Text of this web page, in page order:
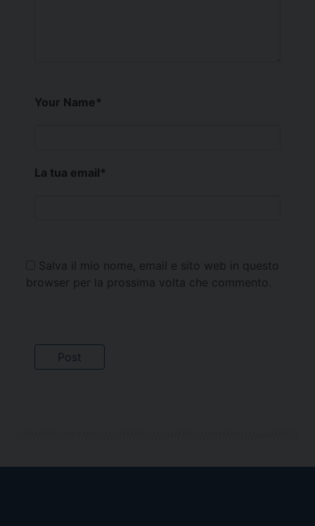
Your Name*
La tua email*
Salva il mio nome, email e sito web in questo
browser per la prossima volta che commento.